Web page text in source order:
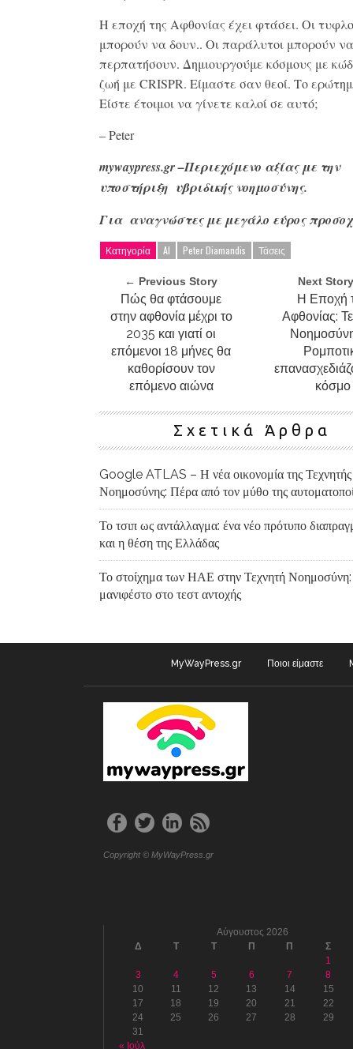
Η εποχή της Αφθονίας έχει φτάσει. Οι
μπορούν να δουν.. Οι παράλυτοι μπορούν να
περπατήσουν. Δημιουργούμε κόσμους με
ζωή με CRISPR. Είμαστε σαν θεοί. Το
Είστε έτοιμοι να γίνετε καλοί σε αυτό;
– Peter
mywaypress.gr–Περιεχόμενο αξίας με την
υποστήριξη υβριδικής νοημοσύνης.
Για αναγνώστες με μεγάλο εύρος
Κατηγορία AI Peter Diamandis Τάσεις
← Previous Story
Πώς θα φτάσουμε
στην αφθονία μέχρι το
2035 και γιατί οι
επόμενοι 18 μήνες θα
καθορίσουν τον
επόμενο αιώνα
Next
Η Εποχή
Αφθονίας:
κόσμο
Σχετικά Άρθρα
Google ATLAS – Η νέα οικονομία της Τεχνητής
Νοημοσύνης: Πέρα από τον μύθο της
Το τσιπ ως αντάλλαγμα: ένα νέο πρότυπο
και η θέση της Ελλάδας
Το στοίχημα των ΗΑΕ στην Τεχνητή Νοημοσύνη:
μανιφέστο στο τεστ αντοχής
MyWayPress.gr Ποιοι είμαστε
Copyright © MyWayPress.gr
Αύγουστος 2026
Δ
Τ Τ Π Π
Σ
1
3
4 5 6 7
8
10
11 12 13 14
15
17
18 19 20 21
22
24
25 26 27 28
29
31
« Ιούλ